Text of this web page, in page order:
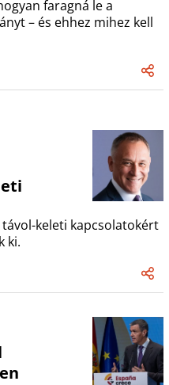
faragná le a
– és ehhez mihez kell
keleti kapcsolatokért
ki.